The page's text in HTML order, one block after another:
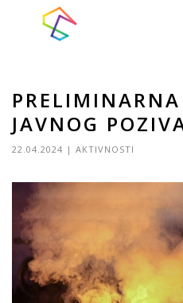
JAVNOG
22.04.2024 | AKTIVNOSTI